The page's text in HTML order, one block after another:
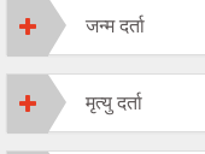
जन्म दर्ता
मृत्यु दर्ता